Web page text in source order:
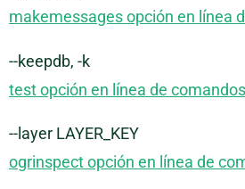
makemessages opción en línea
--keepdb, -k
test opción en línea de comandos
--layer LAYER_KEY
ogrinspect opción en línea de